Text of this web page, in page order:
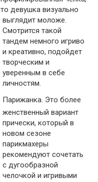
то девушка визуально
выглядит моложе.
Смотрится такой
тандем немного игриво
и креативно, подойдет
творческим и
уверенным в себе
личностям.
Парижанка. Это более
женственный вариант
прически, который в
новом сезоне
парикмахеры
рекомендуют сочетать
с дугообразной
челочкой и игривыми